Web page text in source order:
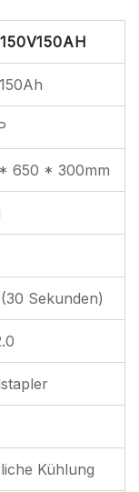
650 * 300mm
Sekunden)
Kühlung